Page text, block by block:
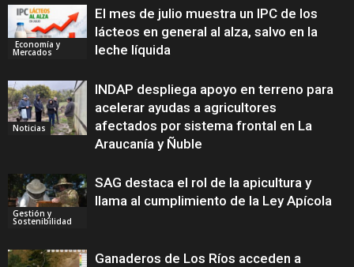
Economía y
Mercados
El mes de julio muestra un IPC de los
lácteos en general al alza, salvo en la
leche líquida
Noticias
INDAP despliega apoyo en terreno para
acelerar ayudas a agricultores
afectados por sistema frontal en La
Araucanía y Ñuble
Gestión y
Sostenibilidad
SAG destaca el rol de la apicultura y
llama al cumplimiento de la Ley Apícola
Ganaderos de Los Ríos acceden a